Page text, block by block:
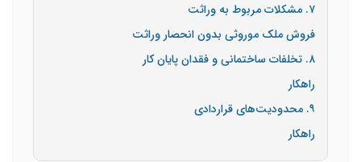
۷. مشکلات مربوط به وراثت
فروش ملک موروثی بدون انحصار وراثت
۸. تخلفات ساختمانی و فقدان پایان کار
راهکار
۹. محدودیت‌های قراردادی
راهکار